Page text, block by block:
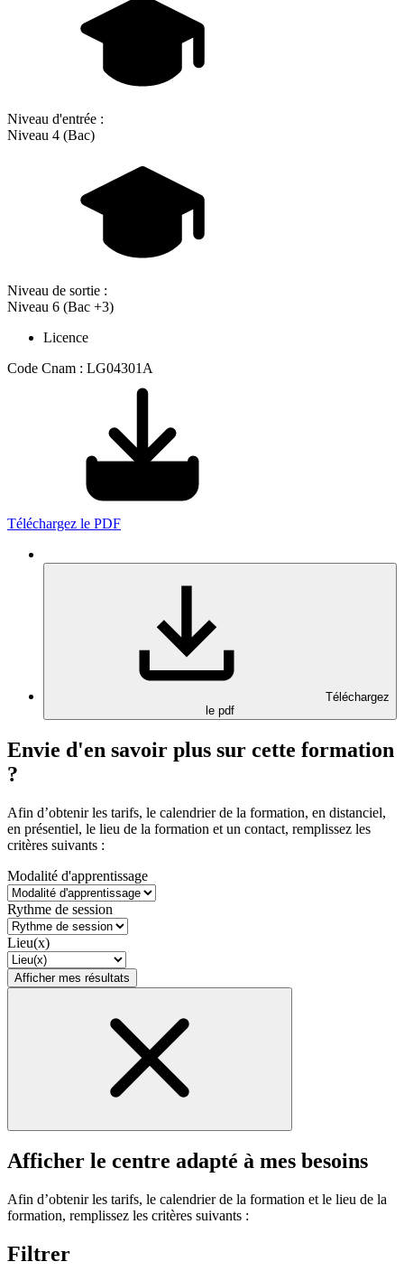
Niveau d'entrée :
Niveau 4 (Bac)
Niveau de sortie :
Niveau 6 (Bac +3)
Licence
Code Cnam : LG04301A
Téléchargez le PDF
Téléchargez
le pdf
Envie d'en savoir plus sur cette formation
?
Afin d’obtenir les tarifs, le calendrier de la formation, en distanciel,
en présentiel, le lieu de la formation et un contact, remplissez les
critères suivants :
Modalité d'apprentissage
Rythme de session
Lieu(x)
Afficher mes résultats
Afficher le centre adapté à mes besoins
Afin d’obtenir les tarifs, le calendrier de la formation et le lieu de la
formation, remplissez les critères suivants :
Filtrer